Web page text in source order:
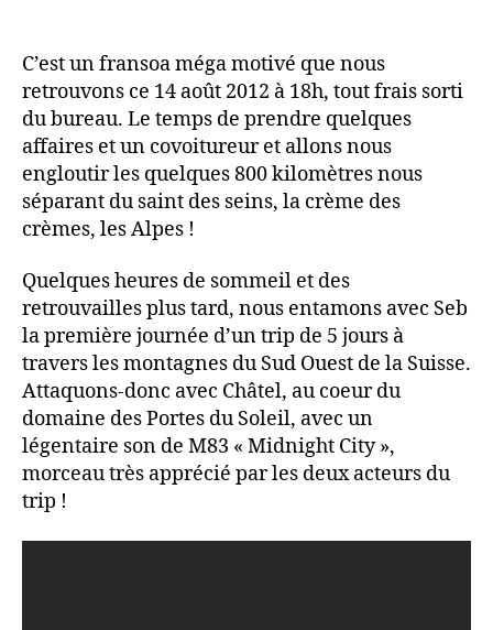
C’est un fransoa méga motivé que nous
retrouvons ce 14 août 2012 à 18h, tout frais sorti
du bureau. Le temps de prendre quelques
affaires et un covoitureur et allons nous
engloutir les quelques 800 kilomètres nous
séparant du saint des seins, la crème des
crèmes, les Alpes !
Quelques heures de sommeil et des
retrouvailles plus tard, nous entamons avec Seb
la première journée d’un trip de 5 jours à
travers les montagnes du Sud Ouest de la Suisse.
Attaquons-donc avec Châtel, au coeur du
domaine des Portes du Soleil, avec un
légentaire son de M83 « Midnight City »,
morceau très apprécié par les deux acteurs du
trip !